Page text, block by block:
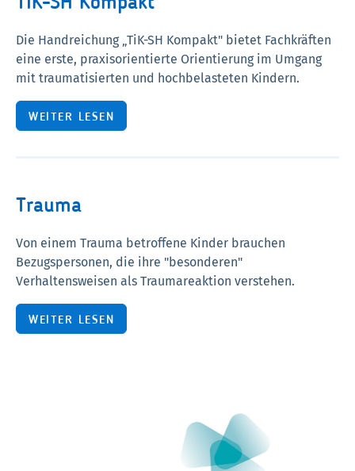
Die Handreichung „TiK-SH Kompakt" bietet Fachkräften
eine erste, praxisorientierte Orientierung im Umgang
mit traumatisierten und hochbelasteten Kindern.
WEITER LESEN
Trauma
Von einem Trauma betroffene Kinder brauchen
Bezugspersonen, die ihre "besonderen"
Verhaltensweisen als Traumareaktion verstehen.
WEITER LESEN